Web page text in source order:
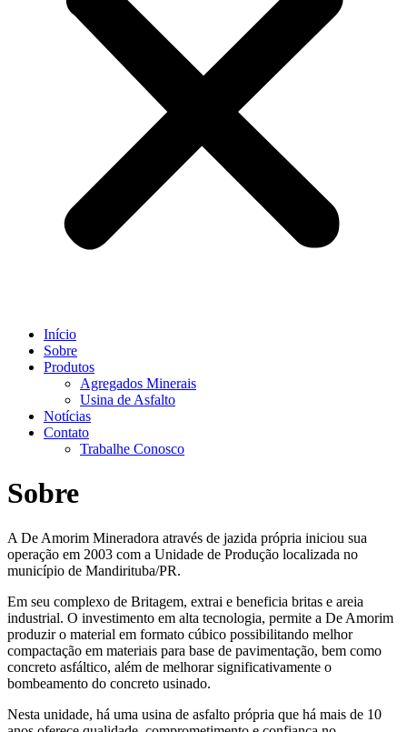
Início
Sobre
Produtos
Agregados Minerais
Usina de Asfalto
Notícias
Contato
Trabalhe Conosco
Sobre
A De Amorim Mineradora através de jazida própria iniciou sua
operação em 2003 com a Unidade de Produção localizada no
município de Mandirituba/PR.
Em seu complexo de Britagem, extrai e beneficia britas e areia
industrial. O investimento em alta tecnologia, permite a De Amorim
produzir o material em formato cúbico possibilitando melhor
compactação em materiais para base de pavimentação, bem como
concreto asfáltico, além de melhorar significativamente o
bombeamento do concreto usinado.
Nesta unidade, há uma usina de asfalto própria que há mais de 10